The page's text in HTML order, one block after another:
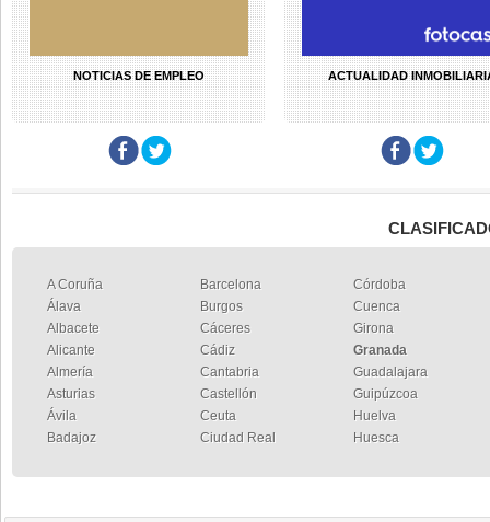
NOTICIAS DE EMPLEO ACTUALIDAD
A Coruña
Álava
Albacete
Alicante
Almería
Asturias
Ávila
Badajoz
Barcelona
Burgos
Cáceres
Cádiz
Cantabria
Castellón
Ceuta
Ciudad Real
Córdoba
Cuenca
Girona
Granada
Guadalajara
Guipúzcoa
Huelva
Huesca